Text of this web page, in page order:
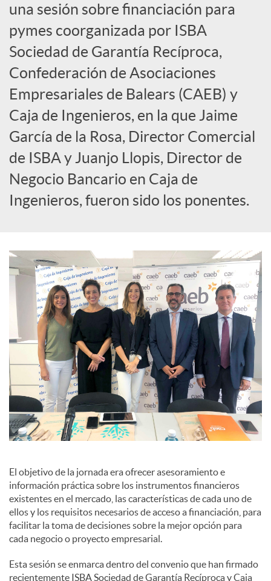
o
c
i
a
l
e
s
una sesión sobre financiación para
pymes coorganizada por ISBA
Sociedad de Garantía Recíproca,
Confederación de Asociaciones
Empresariales de Balears (CAEB) y
Caja de Ingenieros, en la que Jaime
García de la Rosa, Director Comercial
de ISBA y Juanjo Llopis, Director de
Negocio Bancario en Caja de
Ingenieros, fueron sido los ponentes.
El objetivo de la jornada era ofrecer asesoramiento e
información práctica sobre los instrumentos financieros
existentes en el mercado, las características de cada uno de
ellos y los requisitos necesarios de acceso a financiación, para
facilitar la toma de decisiones sobre la mejor opción para
cada negocio o proyecto empresarial.
Esta sesión se enmarca dentro del convenio que han firmado
recientemente ISBA Sociedad de Garantía Recíproca y Caja